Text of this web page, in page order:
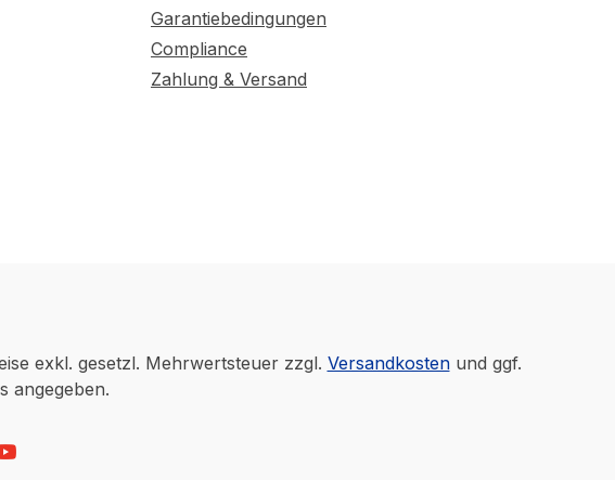
Garantiebedingungen
Compliance
Zahlung & Versand
exkl. gesetzl. Mehrwertsteuer zzgl. Versandkostenund ggf.
angegeben.